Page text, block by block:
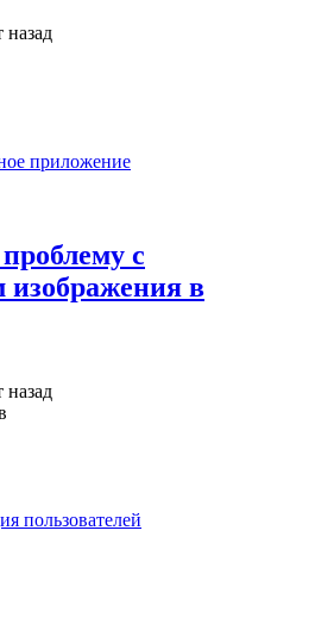
назад
приложение
с
изображения в
назад
пользователей